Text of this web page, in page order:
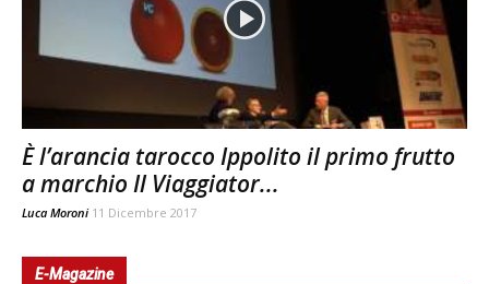
È l’arancia tarocco Ippolito il primo frutto
a marchio Il Viaggiator...
Luca Moroni 11 Dicembre 2017
E-Magazine